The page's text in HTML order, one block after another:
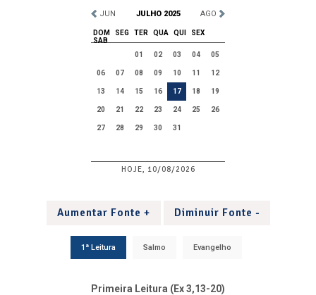
JUN JULHO 2025 AGO
DOM SEG TER QUA QUI
SEX
SAB
01
02 03 04 05
06 07 08 09 10 11 12
13 14 15 16 17 18 19
20 21 22 23 24 25 26
27 28 29 30 31
HOJE, 10/08/2026
Aumentar Fonte + Diminuir Fonte -
1ª Leitura Salmo Evangelho
Primeira Leitura (Ex 3,13-20)